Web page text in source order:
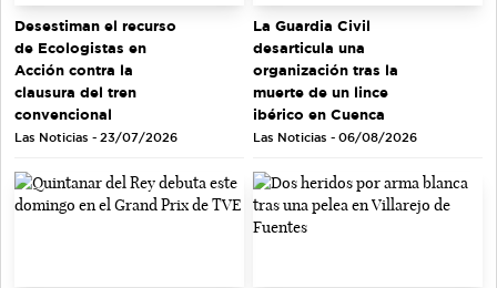
Desestiman el recurso
de Ecologistas en
Acción contra la
clausura del tren
convencional
Las Noticias - 23/07/2026
La Guardia Civil
desarticula una
organización tras la
muerte de un lince
ibérico en Cuenca
Las Noticias - 06/08/2026